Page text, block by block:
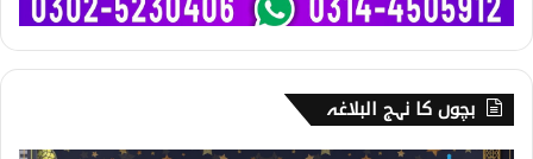
بچوں کا نہج البلاغہ